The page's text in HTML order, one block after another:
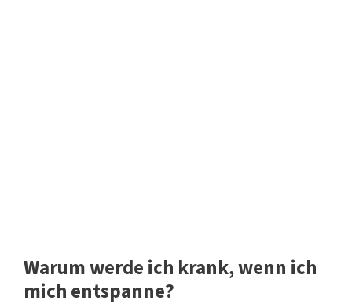
Warum werde ich krank, wenn ich
mich entspanne?